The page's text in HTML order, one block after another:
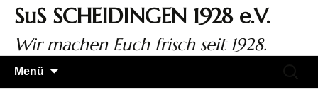
Zum
Inhalt
springen
SuS SCHEIDINGEN 1928 e.V.
Wir machen Euch frisch seit 1928.
Menü